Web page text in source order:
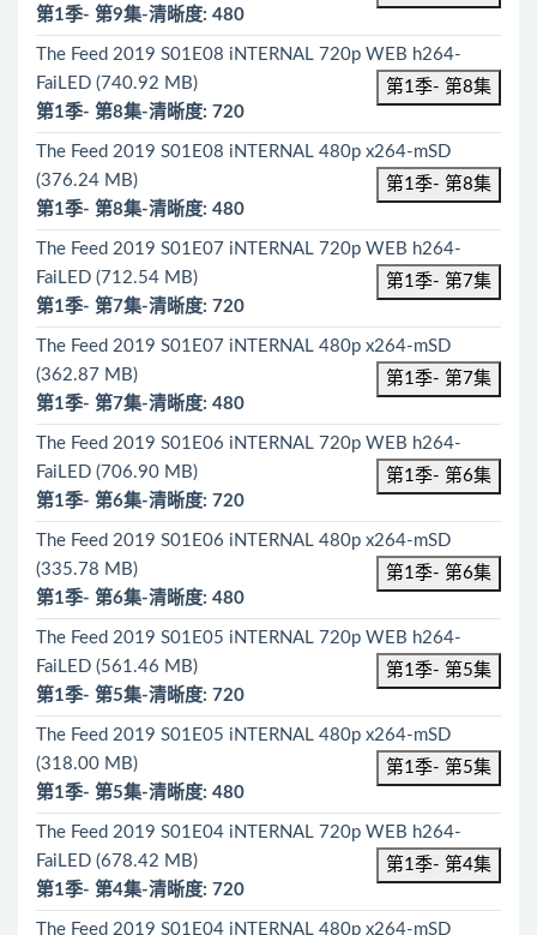
第1季- 第9集-清晰度: 480
The Feed 2019 S01E08 iNTERNAL 720p WEB h264-
FaiLED (740.92 MB)
第1季- 第8集
第1季- 第8集-清晰度: 720
The Feed 2019 S01E08 iNTERNAL 480p x264-mSD
(376.24 MB)
第1季- 第8集
第1季- 第8集-清晰度: 480
The Feed 2019 S01E07 iNTERNAL 720p WEB h264-
FaiLED (712.54 MB)
第1季- 第7集
第1季- 第7集-清晰度: 720
The Feed 2019 S01E07 iNTERNAL 480p x264-mSD
(362.87 MB)
第1季- 第7集
第1季- 第7集-清晰度: 480
The Feed 2019 S01E06 iNTERNAL 720p WEB h264-
FaiLED (706.90 MB)
第1季- 第6集
第1季- 第6集-清晰度: 720
The Feed 2019 S01E06 iNTERNAL 480p x264-mSD
(335.78 MB)
第1季- 第6集
第1季- 第6集-清晰度: 480
The Feed 2019 S01E05 iNTERNAL 720p WEB h264-
FaiLED (561.46 MB)
第1季- 第5集
第1季- 第5集-清晰度: 720
The Feed 2019 S01E05 iNTERNAL 480p x264-mSD
(318.00 MB)
第1季- 第5集
第1季- 第5集-清晰度: 480
The Feed 2019 S01E04 iNTERNAL 720p WEB h264-
FaiLED (678.42 MB)
第1季- 第4集
第1季- 第4集-清晰度: 720
The Feed 2019 S01E04 iNTERNAL 480p x264-mSD